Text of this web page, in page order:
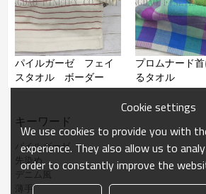
コメント
表はガーゼ、裏はパ
で、毛羽落ちしにく
す。
薄手で通気性が良
パイルガーゼ フェイ
スタオル ボーダー
プロムナード
るタオル
キーワード
パイルガーゼ
先染め
デニム風
薄手
Cookie settings
We use cookies to provide you with
experience. They also allow us to
order to constantly improve the